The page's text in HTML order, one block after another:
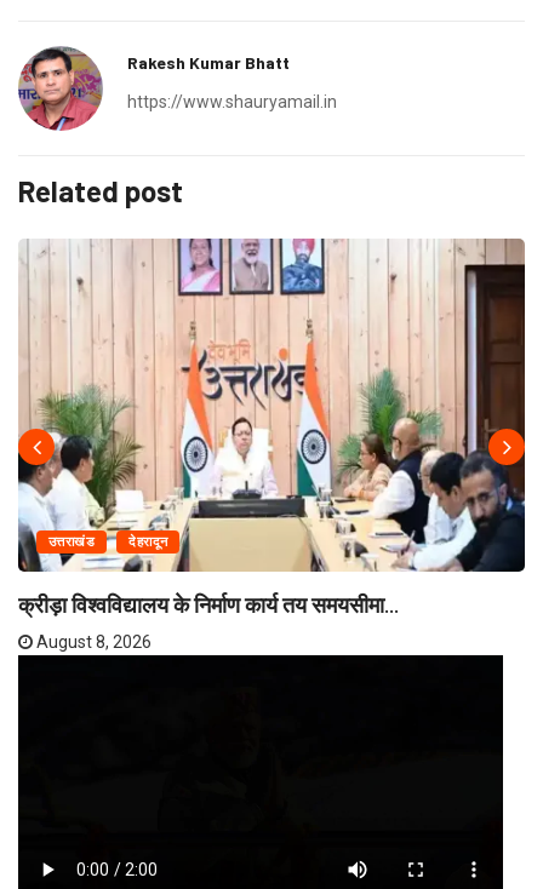
Rakesh Kumar Bhatt
https://www.shauryamail.in
Related post
उत्तराखंड देहरादून
क्रीड़ा विश्वविद्यालय के निर्माण कार्य तय समयसीमा...
August 8, 2026